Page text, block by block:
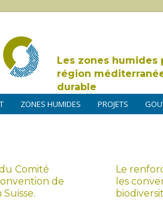
Les zones humides
région
durable
ZONES HUMIDES PROJETS
Comité
de
Le
les